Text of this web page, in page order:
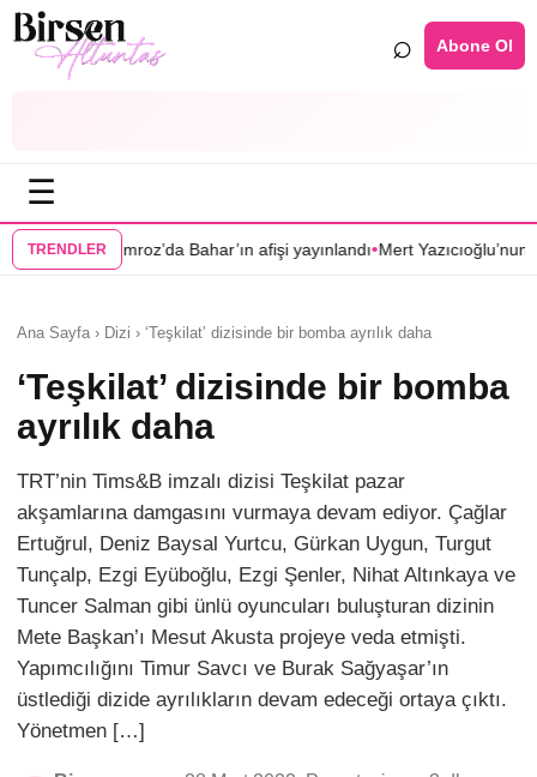
⌕ Abone Ol
☰
TRENDLER
Bahar’ın afişi yayınlandı•Mert Yazıcıoğlu’nun Aras dizisi ilkbahara
Ana Sayfa › Dizi › ‘Teşkilat’ dizisinde bir bomba ayrılık daha
‘Teşkilat’ dizisinde bir bomba
ayrılık daha
TRT’nin Tims&B imzalı dizisi Teşkilat pazar
akşamlarına damgasını vurmaya devam ediyor. Çağlar
Ertuğrul, Deniz Baysal Yurtcu, Gürkan Uygun, Turgut
Tunçalp, Ezgi Eyüboğlu, Ezgi Şenler, Nihat Altınkaya ve
Tuncer Salman gibi ünlü oyuncuları buluşturan dizinin
Mete Başkan’ı Mesut Akusta projeye veda etmişti.
Yapımcılığını Timur Savcı ve Burak Sağyaşar’ın
üstlediği dizide ayrılıkların devam edeceği ortaya çıktı.
Yönetmen […]